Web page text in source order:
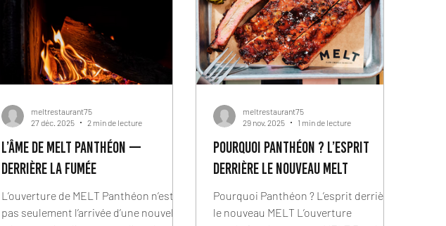
L’âme de MELT Panthéon —
derrière la fumée
L’ouverture de MELT Panthéon n’est
pas seulement l’arrivée d’une nouvelle
meltrestaurant75
27 déc. 2025
2 min de lecture
Pourquoi Panthéon ? L’esprit
derrière le nouveau MELT
Pourquoi Panthéon ? L’esprit derrière
le nouveau MELT L’ouverture
meltrestaurant75
29 nov. 2025
1 min de lecture